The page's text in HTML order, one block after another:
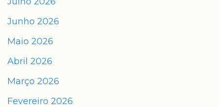
Junho 2026
Maio 2026
Abril 2026
Março 2026
Fevereiro 2026